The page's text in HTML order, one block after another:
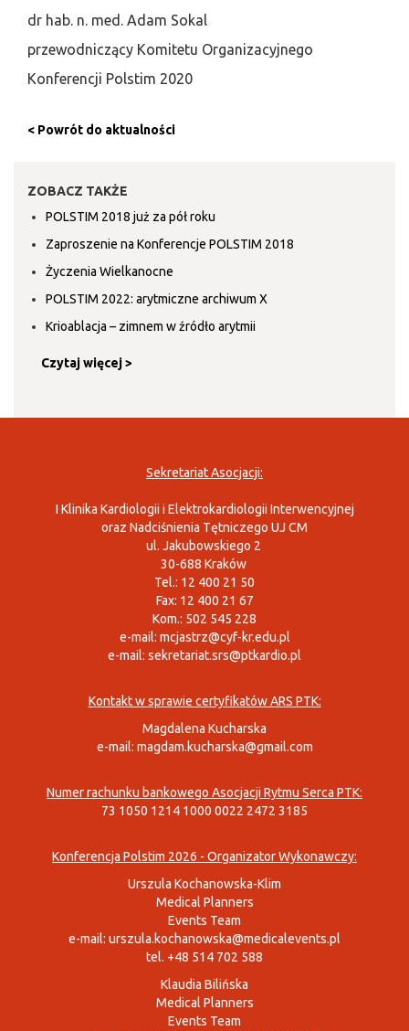
dr hab. n. med. Adam Sokal
przewodniczący Komitetu Organizacyjnego
Konferencji Polstim 2020
< Powrót do aktualności
ZOBACZ TAKŻE
POLSTIM 2018 już za pół roku
Zaproszenie na Konferencje POLSTIM 2018
Życzenia Wielkanocne
POLSTIM 2022: arytmiczne archiwum X
Krioablacja – zimnem w źródło arytmii
Czytaj więcej >
Sekretariat Asocjacji:
I Klinika Kardiologii i Elektrokardiologii Interwencyjnej
oraz Nadciśnienia Tętniczego UJ CM
ul. Jakubowskiego 2
30-688 Kraków
Tel.: 12 400 21 50
Fax: 12 400 21 67
Kom.: 502 545 228
e-mail: mcjastrz@cyf-kr.edu.pl
e-mail: sekretariat.srs@ptkardio.pl
Kontakt w sprawie certyfikatów ARS PTK:
Magdalena Kucharska
e-mail: magdam.kucharska@gmail.com
Numer rachunku bankowego Asocjacji Rytmu Serca PTK:
73 1050 1214 1000 0022 2472 3185
Konferencja Polstim 2026 - Organizator Wykonawczy:
Urszula Kochanowska-Klim
Medical Planners
Events Team
e-mail: urszula.kochanowska@medicalevents.pl
tel. +48 514 702 588
Klaudia Bilińska
Medical Planners
Events Team